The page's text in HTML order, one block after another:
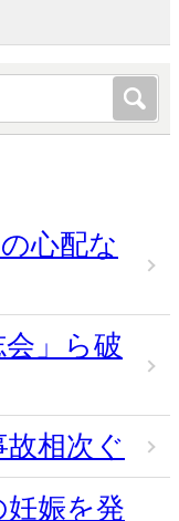
心配な
」ら破
相次ぐ
妊娠を発